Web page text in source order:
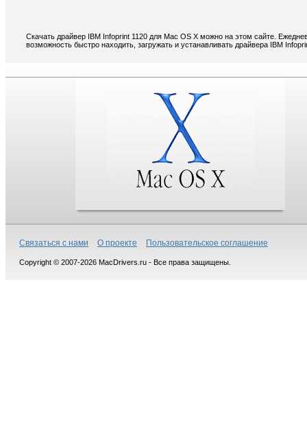
Скачать драйвер IBM Infoprint 1120 для Mac OS X можно на этом сайте.
возможность быстро находить, загружать и устанавливать драйвера IBM
Связаться с нами О проекте Пользовательское соглашение
Copyright © 2007-2026 MacDrivers.ru - Все права защищены.